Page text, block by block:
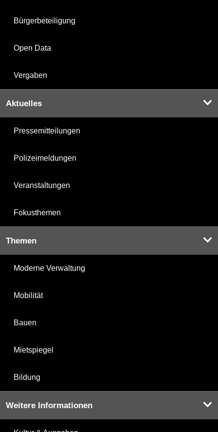
Bürgerbeteiligung
Open Data
Vergaben
Aktuelles
Pressemitteilungen
Polizeimeldungen
Veranstaltungen
Fokusthemen
Themen
Moderne Verwaltung
Mobilität
Bauen
Mietspiegel
Bildung
Weitere Informationen